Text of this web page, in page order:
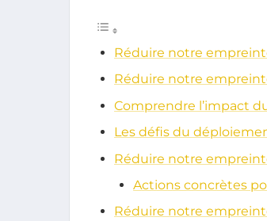
Réduire notre
Réduire notre
Comprendre l’impact
Les défis du
Réduire notre
Actions concrètes
Réduire notre